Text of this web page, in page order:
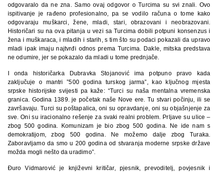
odgovaralo da ne zna. Samo ovaj odgovor o Turcima su svi znali. Ovo
ispitivanje je rađeno profesionalno, pa se vodilo računa o tome kako
odgovaraju muškarci, žene, mladi, stari, obrazovani i neobrazovani.
Historičari su na ova pitanja u vezi sa Turcima dobili potpuni konsenzus i
žena i muškaraca, i mladih i starih, s tim što su podaci pokazali da upravo
mladi ipak imaju najtvrđi odnos prema Turcima. Dakle, mitska predstava
ne odumire, jer se pokazalo da mladi u tome prednjače.
I onda historičarka Dubravka Stojanović ima potpuno pravo kada
zaključuje o mantri ”500 godina turskog jarma”, kao ključnog mjesta
srpske historijske svijesti pa kaže: “Turci su naša mentalna vremenska
granica. Godina 1389. je početak naše Nove ere. Tu stvari počinju, ili se
završavaju. Turci su poštapalica, oni su opravdanje, oni su objašnjenje za
sve. Oni su iracionalno rešenje za svaki realni problem. Prljave su ulice –
zbog 500 godina. Komunizam je bio zbog 500 godina. Ne ide nam s
demokratijom, zbog 500 godina. Ne možemo dalje zbog Turaka.
Zaboravljamo da smo u 200 godina od stvaranja moderne srpske države
možda mogli nešto da uradimo”.
Đuro Vidmarović je književni kritičar, pjesnik, prevoditelj, povjesnik i